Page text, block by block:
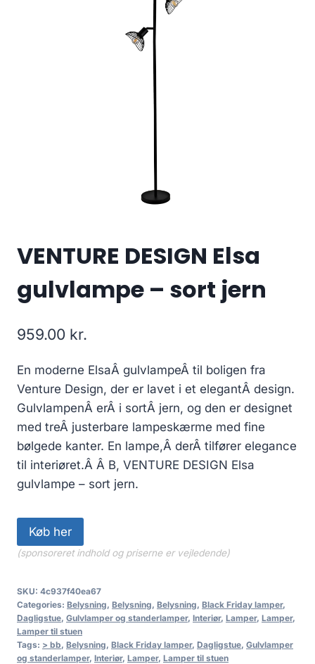
VENTURE DESIGN Elsa
gulvlampe – sort jern
959.00 kr.
En moderne ElsaÂ gulvlampeÂ til boligen fra
Venture Design, der er lavet i et elegantÂ design.
GulvlampenÂ erÂ i sortÂ jern, og den er designet
med treÂ justerbare lampeskærme med fine
bølgede kanter. En lampe,Â derÂ tilfører elegance
til interiøret.Â Â B, VENTURE DESIGN Elsa
gulvlampe – sort jern.
Køb her
(sponsoreret indhold og priserne er vejledende)
SKU: 4c937f40ea67
Categories: Belysning, Belysning, Belysning, Black Friday lamper,
Dagligstue, Gulvlamper og standerlamper, Interiør, Lamper, Lamper,
Lamper til stuen
Tags: > bb, Belysning, Black Friday lamper, Dagligstue, Gulvlamper
og standerlamper, Interiør, Lamper, Lamper til stuen